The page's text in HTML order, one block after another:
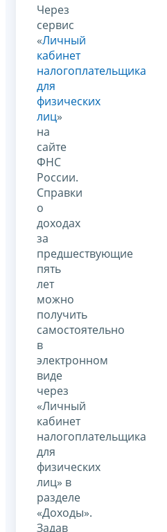
Через
сервис
«Личный
кабинет
налогоплательщика
для
физических
лиц»
на
сайте
ФНС
России.
Справки
о
доходах
за
предшествующие
пять
лет
можно
получить
самостоятельно
в
электронном
виде
через
«Личный
кабинет
налогоплательщика
для
физических
лиц» в
разделе
«Доходы».
Задав